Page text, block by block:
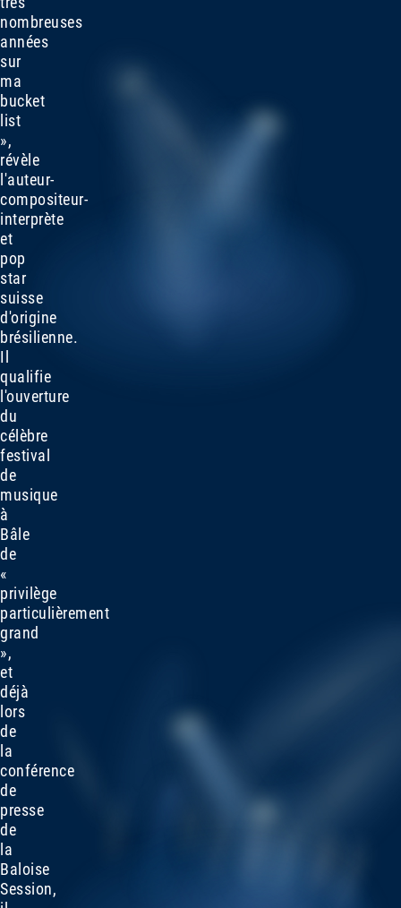
nombreuses
années
sur
ma
bucket
list
»,
révèle
l'auteur-
compositeur-
interprète
et
pop
star
suisse
d'origine
brésilienne.
Il
qualifie
l'ouverture
du
célèbre
festival
de
musique
à
Bâle
de
«
privilège
particulièrement
grand
»,
et
déjà
lors
de
la
conférence
de
presse
de
la
Baloise
Session,